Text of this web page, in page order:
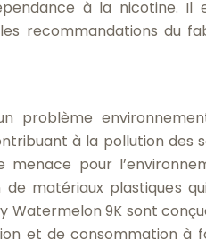
à la nicotine. Il
recommandations du
problème
à la pollution des
pour
matériaux plastiques
9K sont
et de consommation à